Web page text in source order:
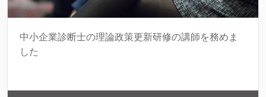
中小企業診断士の理論政策更新研修の講師を務めま
した